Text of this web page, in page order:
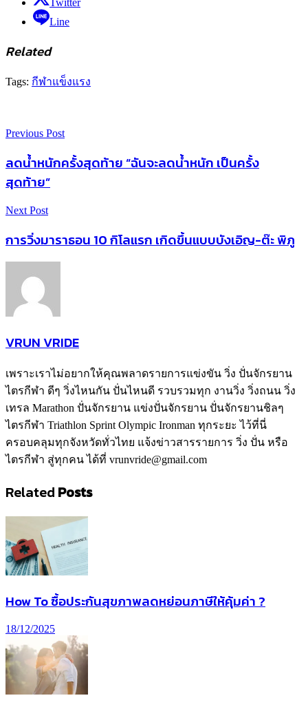
Twitter
Line
Related
Tags: กีฬาแข็งแรง
Previous Post
ลดน้ำหนักครั้งสุดท้าย “ฉันจะลดน้ำหนัก เป็นครั้ง
สุดท้าย”
Next Post
การวิ่งมาราธอน 10 กิโลแรก เกิดขึ้นแบบบังเอิญ-ต๊ะ พิภู
VRUN VRIDE
เพราะเราไม่อยากให้คุณพลาดรายการแข่งขัน วิ่ง ปั่นจักรยาน
ไตรกีฬา ดีๆ วิ่งไหนกัน ปั่นไหนดี รวบรวมทุก งานวิ่ง วิ่งถนน วิ่ง
เทรล Marathon ปั่นจักรยาน แข่งปั่นจักรยาน ปั่นจักรยานชิลๆ
ไตรกีฬา Triathlon Sprint Olympic Ironman ทุกระยะ ไว้ที่นี่
ครอบคลุมทุกจังหวัดทั่วไทย แจ้งข่าวสารรายการ วิ่ง ปั่น หรือ
ไตรกีฬา สู่ทุกคน ได้ที่ vrunvride@gmail.com
Related Posts
How To ซื้อประกันสุขภาพลดหย่อนภาษีให้คุ้มค่า ?
18/12/2025